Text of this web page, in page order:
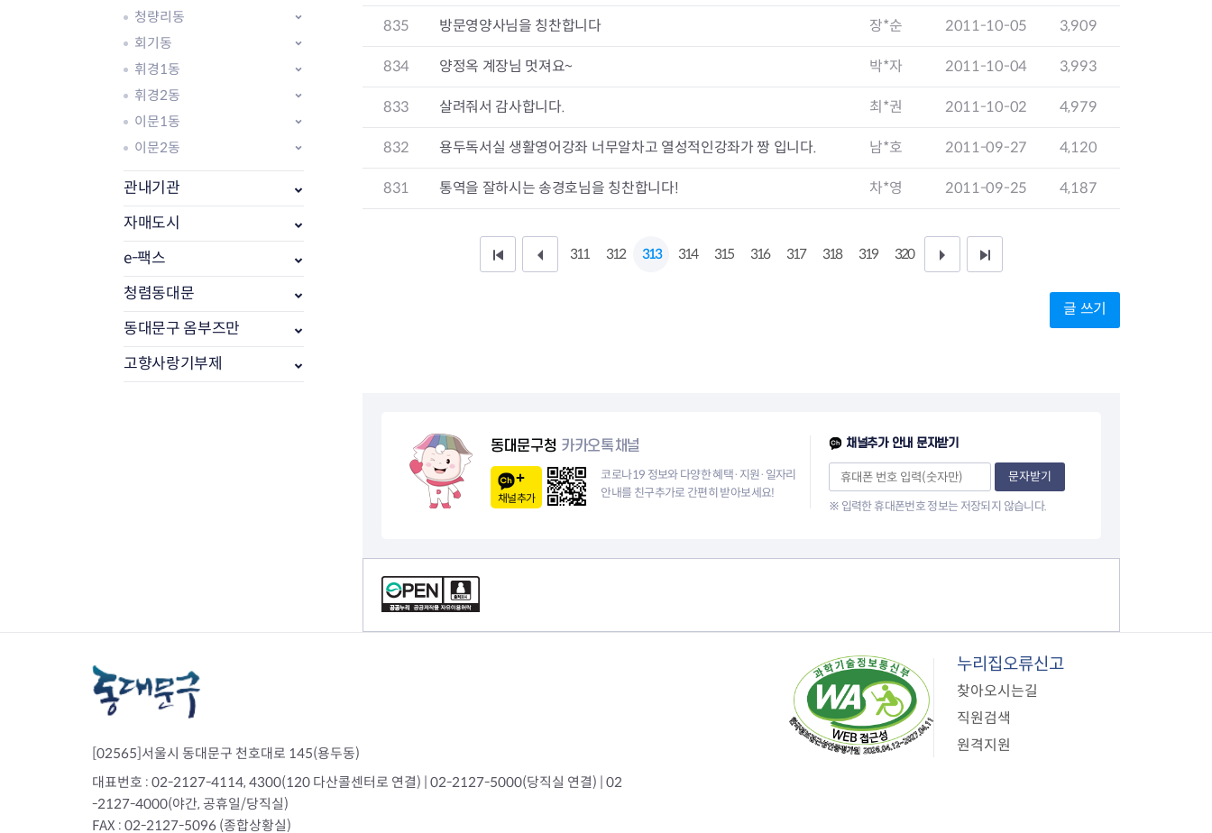
구민고객의 권리
청렴자료방
감사실시결과
구민감사참여
업무추진비 공개
구민감사관활동
환경제도
석면건축물 DB
탄소중립 생활 실천 캠페인
보행환경 개선사업
공중화장실 찾기
사회적경제 기업
청량리 중심지 육성
도시디자인
장안동283-1일대 개발사업
역세권 활성화사업
립
서울도시공간포털
지역주택조합사업
부동산소식
조상땅찾기
부동산중개업소현황
부동산중개업 알림판
부동산중개보수(중개수수료)
바뀐지번찾기
청량리동
회기동
휘경1동
휘경2동
이문1동
이문2동
관내기관
자매도시
e-팩스
청렴동대문
동대문구 옴부즈만
고향사랑기부제
835 방문영양사님을 칭찬합니다 장*순 2011-10-05 3,909
834 양정옥 계장님 멋져요~ 박*자 2011-10-04 3,993
833 살려줘서 감사합니다. 최*권 2011-10-02 4,979
832 용두독서실 생활영어강좌 너무알차고 열성적인강좌가 짱 입니다. 남*호 2011-09-27 4,120
831 통역을 잘하시는 송경호님을 칭찬합니다! 차*영 2011-09-25 4,187
처
이
지
311 312 313 314 315 316 317 318 319 320
이
지
끝
글 쓰기
동대문구청 카카오톡채널
채널추가
코로나19 정보와 다양한 혜택·지원·일자리
안내를 친구추가로 간편히 받아보세요!
채널추가 안내 문자받기
문자받기
※ 입력한 휴대폰번호 정보는 저장되지 않습니다.
[02565]서울시 동대문구 천호대로 145(용두동)
대표번호 : 02-2127-4114, 4300(120 다산콜센터로 연결) | 02-2127-5000(당직실 연결) | 02
-2127-4000(야간, 공휴일/당직실)
FAX : 02-2127-5096 (종합상황실)
누리집오류신고
찾아오시는길
직원검색
원격지원